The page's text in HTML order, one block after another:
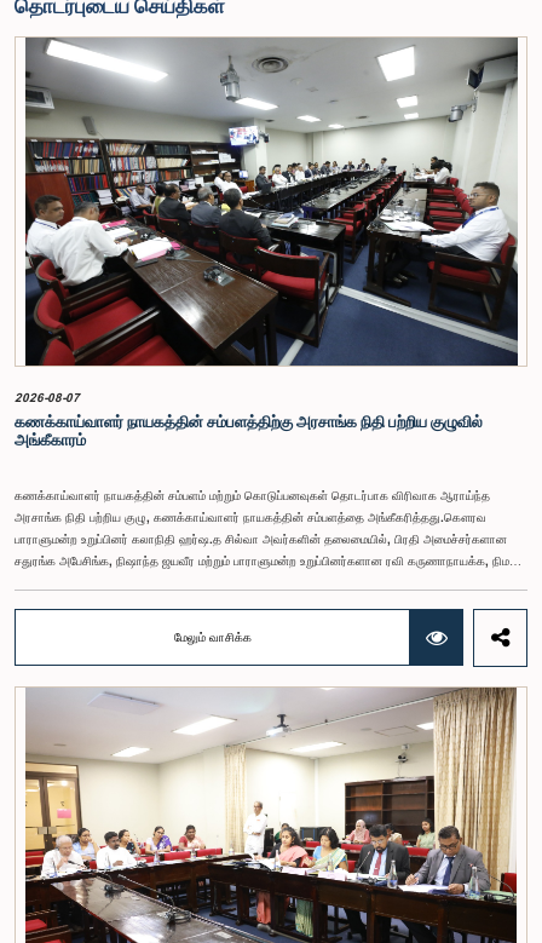
2026-08-07
கணக்காய்வாளர் நாயகத்தின் சம்பளத்திற்கு அரசாங்க நிதி பற்றிய குழுவில்
அங்கீகாரம்
கணக்காய்வாளர் நாயகத்தின் சம்பளம் மற்றும் கொடுப்பனவுகள் தொடர்பாக விரிவாக ஆராய்ந்த
அரசாங்க நிதி பற்றிய குழு, கணக்காய்வாளர் நாயகத்தின் சம்பளத்தை அங்கீகரித்தது.கௌரவ
பாராளுமன்ற உறுப்பினர் கலாநிதி ஹர்ஷ.த சில்வா அவர்களின் தலைமையில், பிரதி அமைச்சர்களான
சதுரங்க அபேசிங்க, நிஷாந்த ஜயவீர மற்றும் பாராளுமன்ற உறுப்பினர்களான ரவி கருணாநாயக்க, நிமல்
நிதி பற்றிய குழுக் கூட்டத்திலேயே இந்த அங்கீகாரம் வழங்கப்பட்டது.இலங்கை ஜனநாயக சோசலிசக்
குடியரசின் அரசியலமைப்பின் 153(2) ஆம் உறுப்புரையின் பிரகாரம், கணக்காய்வாளர் நாயகத்தின்
சம்பளம் தொடர்பான பிரேரணை குழுவின் கவனத்திற்கு கொண்டு வரப்பட்டது.இதன்போது,
கணக்காய்வாளர் நாயகத்தின் பொறுப்புகள், அரச நிதி மேற்பார்வை மற்றும் கணக்காய்வுத் துறையின்
சுயாதீனத் தன்மை உள்ளிட்ட விடயங்களை கருத்தில் கொண்டு, சம்பள மட்டம் தொடர்பாக குழுத்
தலைவர் உள்ளிட்ட உறுப்பினர்கள் தமது கருத்துகளையும் பரிந்துரைகளையும் முன்வைத்தனர்.மேலும்,
அரசியலமைப்பின் 170 ஆம் உறுப்புரையின் பிரகாரம், கணக்காய்வாளர் நாயகம் ஒரு அரசாங்க ஊழியர்
அல்ல என்பதையும், நடைமுறையில் உள்ள அரசாங்க சம்பள அளவுகோலுக்கு வெளியே இப்பதவிக்கான
சம்பளத்தை விசேடமாக பரிசீலிக்க முடியும் என்பதையும் குழு சுட்டிக்காட்டியது.முன்மொழியப்பட்ட சம்பளத்
தொகை, முன்னர் பதவி வகித்த கணக்காய்வாளர் நாயகங்களின் சம்பளங்களையும் கருத்தில் கொண்டு
நிர்ணயிக்கப்பட்டதாக அதிகாரிகள் தெரிவித்தனர். இதற்கு முன்னர், சம்பளங்கள் மற்றும் பணியாளர்
ஆணைக்குழுவே இத்தகைய சம்பளங்களை நிர்ணயித்து வந்த போதிலும், தற்போது அத்தகைய
ஆணைக்குழு இல்லையெனவும் அதிகாரிகள் குறிப்பிட்டனர்.கணக்காய்வாளர் நாயகத்திற்கான
முன்மொழியப்பட்ட சம்பள மட்டத்தை குழு அங்கீகரித்திருந்தாலும், அப்பதவிக்கு வழங்கப்பட்டுள்ள
பொறுப்புகள் மற்றும் கடமைகளின் முக்கியத்துவத்தை கருத்தில் கொண்டு, அந்தச் சம்பளம் மேலும்
மேலும் வாசிக்க